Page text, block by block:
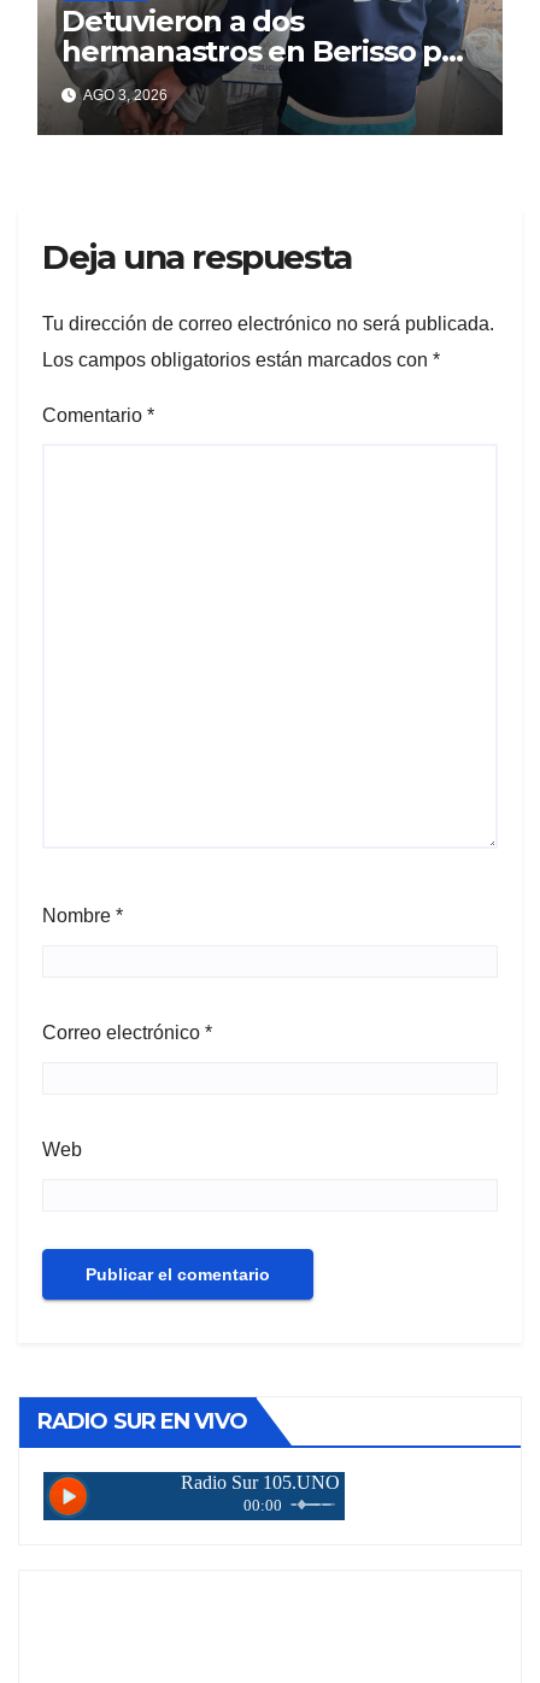
Detuvieron a dos
hermanastros en Berisso por
matar a puñaladas a un
tatuador
AGO 3, 2026
Deja una respuesta
Tu dirección de correo electrónico no será publicada.
Los campos obligatorios están marcados con *
Comentario *
Nombre *
Correo electrónico *
Web
RADIO SUR EN VIVO